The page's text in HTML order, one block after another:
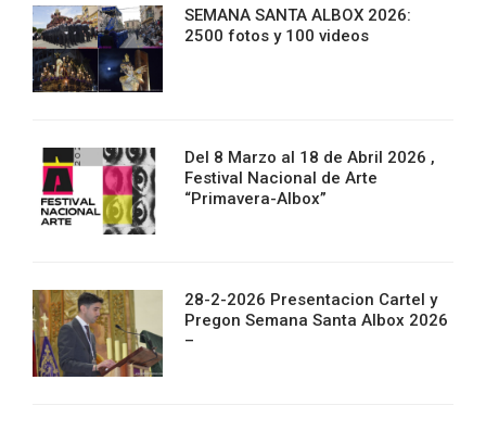
SEMANA SANTA ALBOX 2026:
2500 fotos y 100 videos
Del 8 Marzo al 18 de Abril 2026 ,
Festival Nacional de Arte
“Primavera-Albox”
28-2-2026 Presentacion Cartel y
Pregon Semana Santa Albox 2026
–